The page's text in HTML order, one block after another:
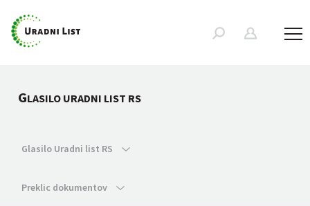
GLASILO URADNI LIST RS
Glasilo Uradni list RS
Preklic dokumentov